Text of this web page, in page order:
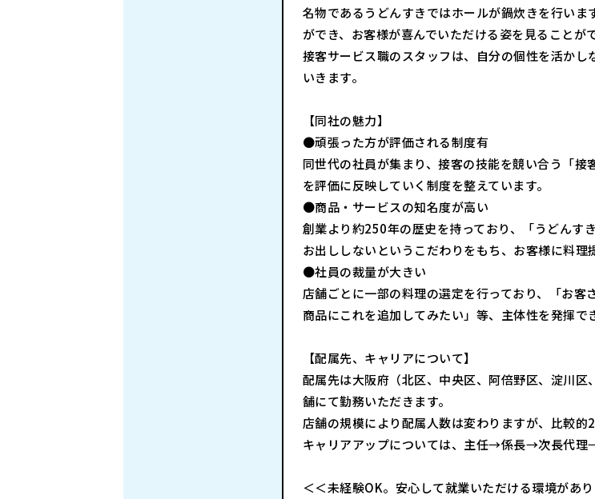
名物であるうどんすきではホールが鍋炊きを行い
ができ、お客様が喜んでいただける姿を見ることが
接客サービス職のスタッフは、自分の個性を活か
いきます。
【同社の魅力】
●頑張った方が評価される制度有
同世代の社員が集まり、接客の技能を競い合う「
を評価に反映していく制度を整えています。
●商品・サービスの知名度が高い
創業より約250年の歴史を持っており、「うどんす
お出ししないというこだわりをもち、お客様に料理
●社員の裁量が大きい
店舗ごとに一部の料理の選定を行っており、「お
商品にこれを追加してみたい」等、主体性を発揮で
【配属先、キャリアについて】
配属先は大阪府（北区、中央区、阿倍野区、淀川
舗にて勤務いただきます。
店舗の規模により配属人数は変わりますが、比較的
キャリアアップについては、主任→係長→次長代理
＜＜未経験OK。安心して就業いただける環境があ